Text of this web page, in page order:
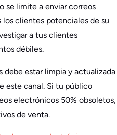
se limite a enviar correos
clientes potenciales de su
a tus clientes
débiles.
estar limpia y actualizada
este canal. Si tu público
electrónicos 50% obsoletos,
de venta.